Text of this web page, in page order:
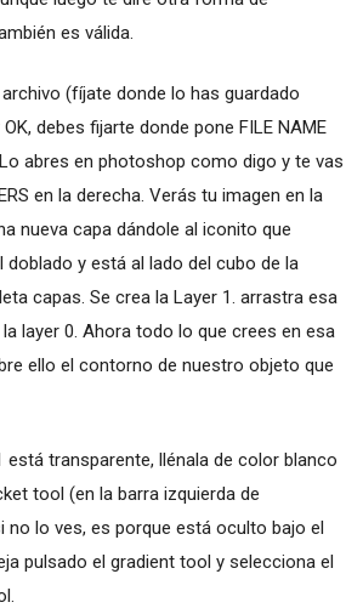
es válida.
(fíjate donde lo has guardado
debes fijarte donde pone FILE NAME
abres en photoshop como digo y te vas
en la derecha. Verás tu imagen en la
nueva capa dándole al iconito que
doblado y está al lado del cubo de la
capas. Se crea la Layer 1. arrastra esa
layer 0. Ahora todo lo que crees en esa
ello el contorno de nuestro objeto que
está transparente, llénala de color blanco
tool (en la barra izquierda de
no lo ves, es porque está oculto bajo el
pulsado el gradient tool y selecciona el